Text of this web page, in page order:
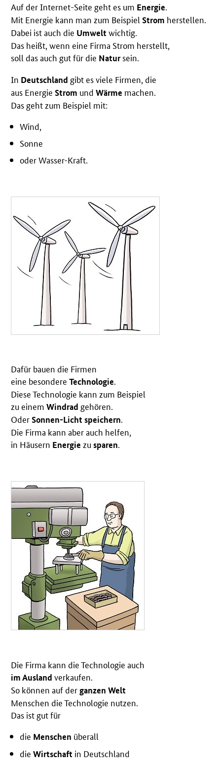
Auf der Internet-Seite geht es um Energie.
Mit Energie kann man zum BeispielStrom herstellen.
Dabei ist auch die Umwelt wichtig.
Das heißt, wenn eine Firma Strom herstellt,
soll das auch gut für die Natursein.
In Deutschland gibt es viele Firmen, die
aus EnergieStrom undWärme machen.
Das geht zum Beispiel mit:
Wind,
Sonne
oder Wasser-Kraft.
Dafür bauen die Firmen
eine besondereTechnologie.
Diese Technologie kann zum Beispiel
zu einemWindrad gehören.
OderSonnen-Licht speichern.
Die Firma kann aber auch helfen,
in Häusern Energie zusparen.
Die Firma kann die Technologie auch
im Ausland verkaufen.
So können auf derganzen Welt
Menschen die Technologie nutzen.
Das ist gut für
die Menschen überall
dieWirtschaft in Deutschland